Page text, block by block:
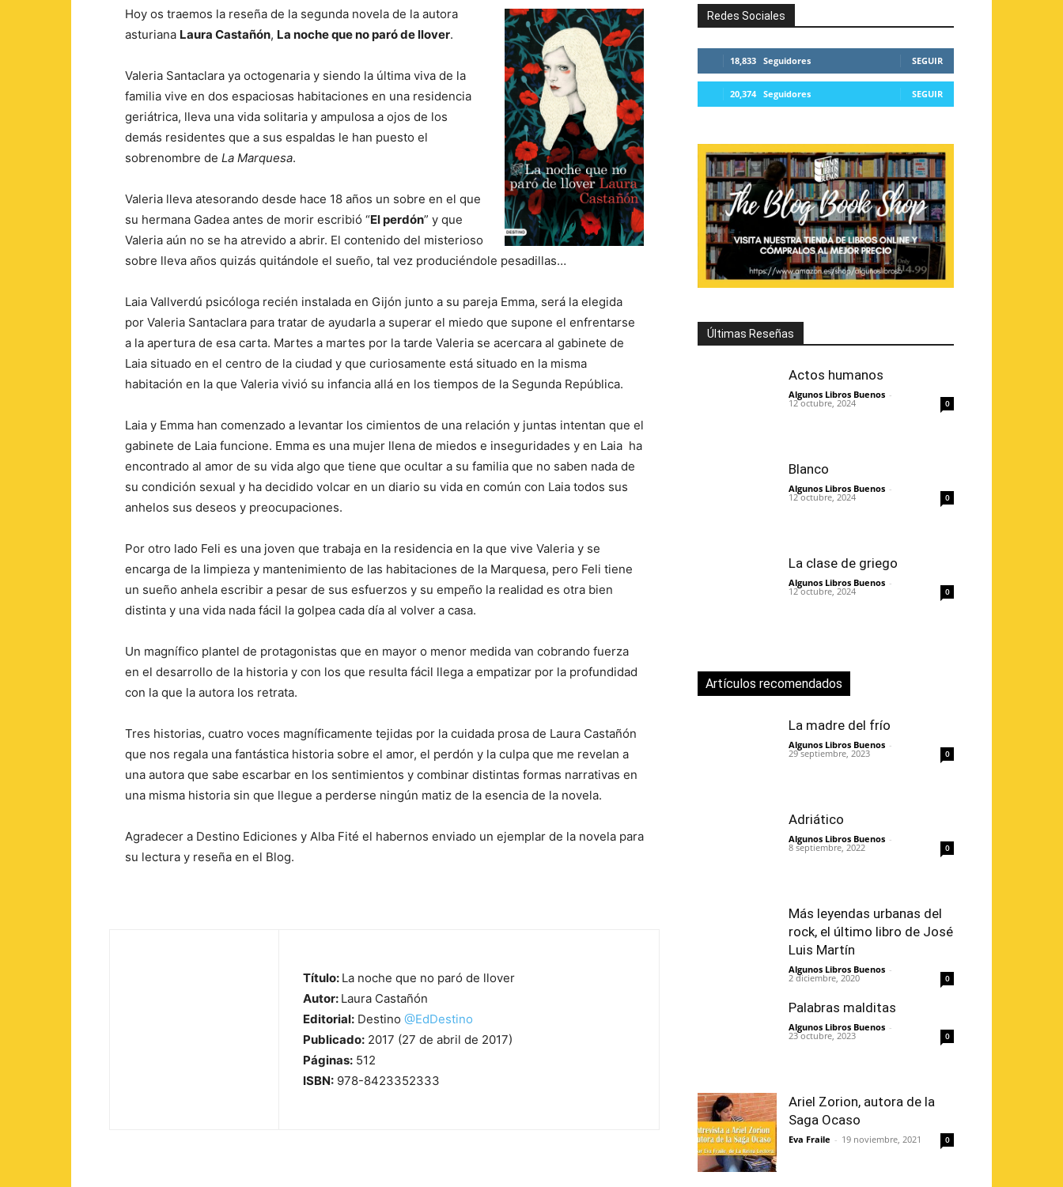
Hoy os traemos la reseña de la segunda novela de la autora
asturiana Laura Castañón, La noche que no paró de llover.
Valeria Santaclara ya octogenaria y siendo la última viva de la
familia vive en dos espaciosas habitaciones en una residencia
geriátrica, lleva una vida solitaria y ampulosa a ojos de los
demás residentes que a sus espaldas le han puesto el
sobrenombre de La Marquesa.
Valeria lleva atesorando desde hace 18 años un sobre en el que
su hermana Gadea antes de morir escribió “El perdón” y que
Valeria aún no se ha atrevido a abrir. El contenido del misterioso
sobre lleva años quizás quitándole el sueño, tal vez produciéndole pesadillas…
Laia Vallverdú psicóloga recién instalada en Gijón junto a su pareja Emma, será la elegida
por Valeria Santaclara para tratar de ayudarla a superar el miedo que supone el enfrentarse
a la apertura de esa carta. Martes a martes por la tarde Valeria se acercara al gabinete de
Laia situado en el centro de la ciudad y que curiosamente está situado en la misma
habitación en la que Valeria vivió su infancia allá en los tiempos de la Segunda República.
Laia y Emma han comenzado a levantar los cimientos de una relación y juntas intentan que el
gabinete de Laia funcione. Emma es una mujer llena de miedos e inseguridades y en Laia ha
encontrado al amor de su vida algo que tiene que ocultar a su familia que no saben nada de
su condición sexual y ha decidido volcar en un diario su vida en común con Laia todos sus
anhelos sus deseos y preocupaciones.
Por otro lado Feli es una joven que trabaja en la residencia en la que vive Valeria y se
encarga de la limpieza y mantenimiento de las habitaciones de la Marquesa, pero Feli tiene
un sueño anhela escribir a pesar de sus esfuerzos y su empeño la realidad es otra bien
distinta y una vida nada fácil la golpea cada día al volver a casa.
Un magnífico plantel de protagonistas que en mayor o menor medida van cobrando fuerza
en el desarrollo de la historia y con los que resulta fácil llega a empatizar por la profundidad
con la que la autora los retrata.
Tres historias, cuatro voces magníficamente tejidas por la cuidada prosa de Laura Castañón
que nos regala una fantástica historia sobre el amor, el perdón y la culpa que me revelan a
una autora que sabe escarbar en los sentimientos y combinar distintas formas narrativas en
una misma historia sin que llegue a perderse ningún matiz de la esencia de la novela.
Agradecer a Destino Ediciones y Alba Fité el habernos enviado un ejemplar de la novela para
su lectura y reseña en el Blog.
Título: La noche que no paró de llover
Autor: Laura Castañón
Editorial: Destino @EdDestino
Publicado: 2017 (27 de abril de 2017)
Páginas: 512
ISBN: 978-8423352333
Redes Sociales
18,833 Seguidores SEGUIR
20,374 Seguidores SEGUIR
Últimas Reseñas
Actos humanos
Algunos Libros Buenos -
12 octubre, 2024 0
Blanco
Algunos Libros Buenos -
12 octubre, 2024 0
La clase de griego
Algunos Libros Buenos -
12 octubre, 2024 0
Artículos recomendados
La madre del frío
Algunos Libros Buenos -
29 septiembre, 2023 0
Adriático
Algunos Libros Buenos -
8 septiembre, 2022 0
Más leyendas urbanas del
rock, el último libro de José
Luis Martín
Algunos Libros Buenos -
2 diciembre, 2020 0
Palabras malditas
Algunos Libros Buenos -
23 octubre, 2023 0
Ariel Zorion, autora de la
Saga Ocaso
Eva Fraile - 19 noviembre, 2021 0